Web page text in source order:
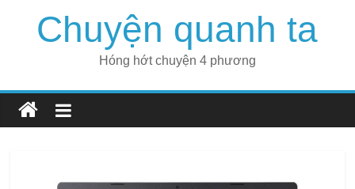
Chuyện quanh ta
Hóng hớt chuyện 4 phương